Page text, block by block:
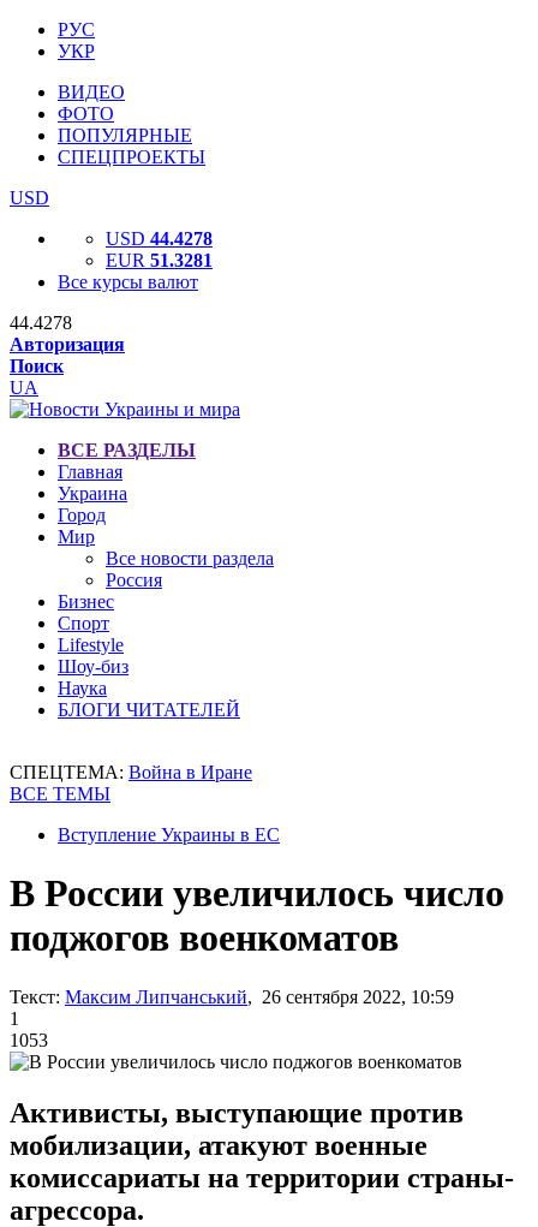
РУС
УКР
ВИДЕО
ФОТО
ПОПУЛЯРНЫЕ
СПЕЦПРОЕКТЫ
USD
USD 44.4278
EUR 51.3281
Все курсы валют
44.4278
Авторизация
Поиск
UA
ВСЕ РАЗДЕЛЫ
Главная
Украина
Город
Мир
Все новости раздела
Россия
Бизнес
Спорт
Lifestyle
Шоу-биз
Наука
БЛОГИ ЧИТАТЕЛЕЙ
СПЕЦТЕМА: Война в Иране
ВСЕ ТЕМЫ
Вступление Украины в ЕС
В России увеличилось число
поджогов военкоматов
Текст: Максим Липчанський, 26 сентября 2022, 10:59
1
1053
Активисты, выступающие против
мобилизации, атакуют военные
комиссариаты на территории страны-
агрессора.